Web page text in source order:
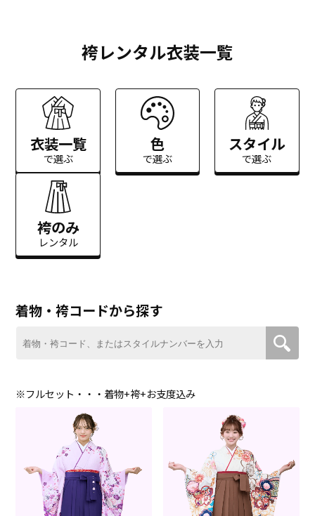
袴レンタル衣装一覧
衣装一覧
で選ぶ
色
で選ぶ
スタイル
で選ぶ
袴のみ
レンタル
着物・袴コードから探す
※フルセット・・・着物+袴+お支度込み